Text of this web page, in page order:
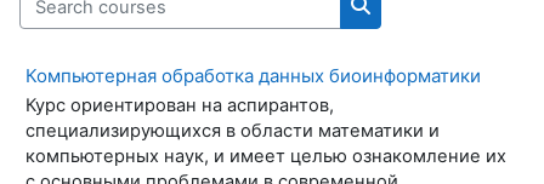
Search courses
Компьютерная обработка данных биоинформатики
Курс ориентирован на аспирантов,
специализирующихся в области математики и
компьютерных наук, и имеет целью ознакомление их